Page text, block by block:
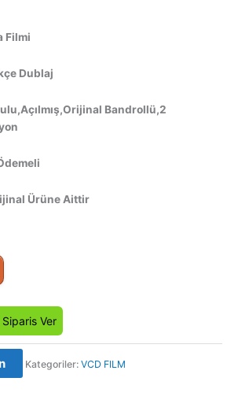
Filmi
Dublaj
Bandrollü,2
Ürüne Aittir
Ver
Kategoriler: VCD FILM